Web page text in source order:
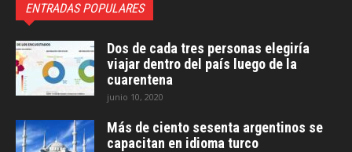
ENTRADAS POPULARES
Dos de cada tres personas elegiría
viajar dentro del país luego de la
cuarentena
junio 10, 2020
Más de ciento sesenta argentinos se
capacitan en idioma turco